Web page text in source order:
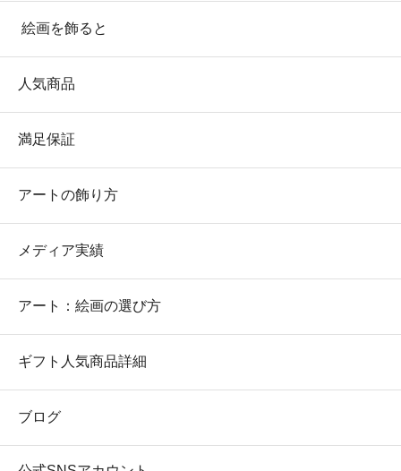
絵画を飾ると
人気商品
満足保証
アートの飾り方
メディア実績
アート：絵画の選び方
ギフト人気商品詳細
ブログ